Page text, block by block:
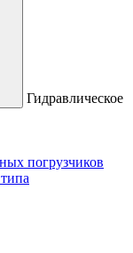
Гидравлическое
погрузчиков